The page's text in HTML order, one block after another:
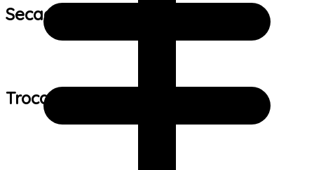
Secagem:
Trocas e devoluções: